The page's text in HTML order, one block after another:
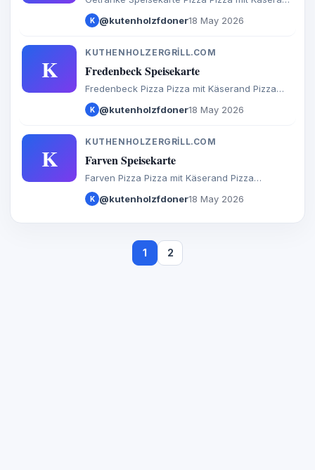
Pizza Brötchen Calzone Baguette Döner
Burger Türkische Spezialitäten Internationales
K @kutenholzfdoner18 May 2026
K
KUTHENHOLZERGRILL.COM
Fredenbeck Speisekarte
Fredenbeck Pizza Pizza mit Käserand Pizza
Brötchen Calzone Baguette Döner Salate
Türkische Spezialitäten Aufläufe
K @kutenholzfdoner18 May 2026
K
KUTHENHOLZERGRILL.COM
Farven Speisekarte
Farven Pizza Pizza mit Käserand Pizza
Brötchen Calzone Baguette Döner Salate
Türkische Spezialitäten Aufläufe
K @kutenholzfdoner18 May 2026
1 2